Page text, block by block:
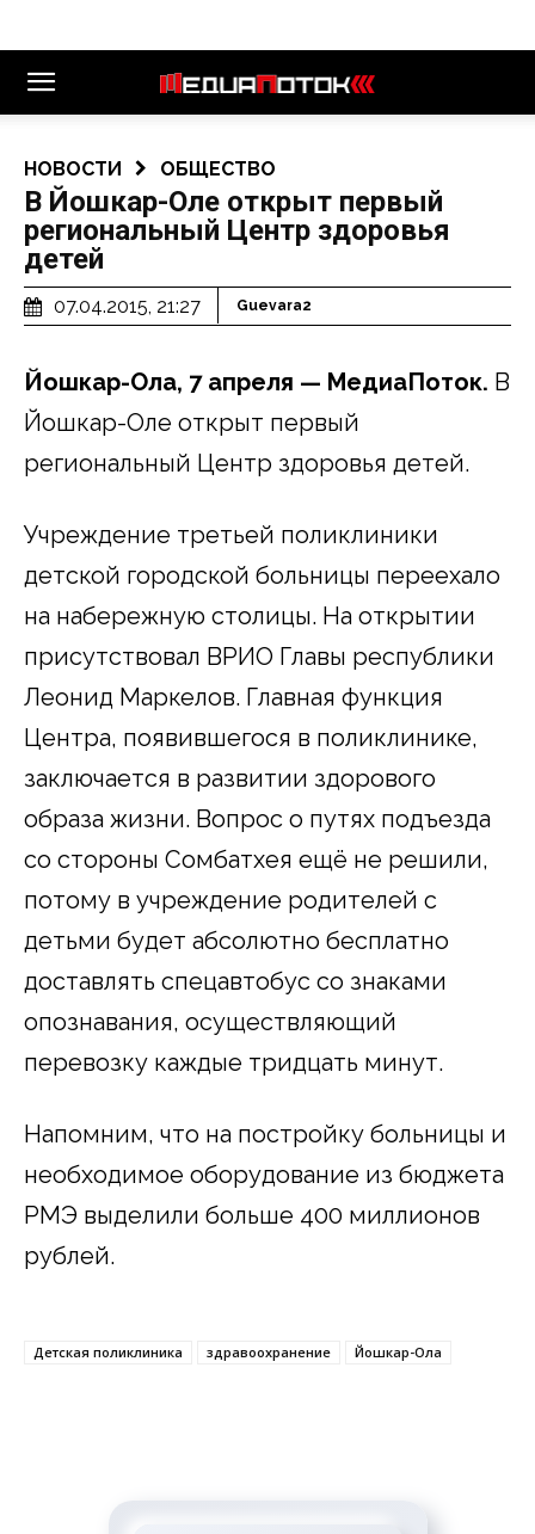
НОВОСТИ ОБЩЕСТВО
В Йошкар-Оле открыт первый
региональный Центр здоровья
детей
07.04.2015, 21:27 Guevara2
Йошкар-Ола, 7 апреля — МедиаПоток. В
Йошкар-Оле открыт первый
региональный Центр здоровья детей.
Учреждение третьей поликлиники
детской городской больницы переехало
на набережную столицы. На открытии
присутствовал ВРИО Главы республики
Леонид Маркелов. Главная функция
Центра, появившегося в поликлинике,
заключается в развитии здорового
образа жизни. Вопрос о путях подъезда
со стороны Сомбатхея ещё не решили,
потому в учреждение родителей с
детьми будет абсолютно бесплатно
доставлять спецавтобус со знаками
опознавания, осуществляющий
перевозку каждые тридцать минут.
Напомним, что на постройку больницы и
необходимое оборудование из бюджета
РМЭ выделили больше 400 миллионов
рублей.
Детская поликлиника здравоохранение Йошкар-Ола